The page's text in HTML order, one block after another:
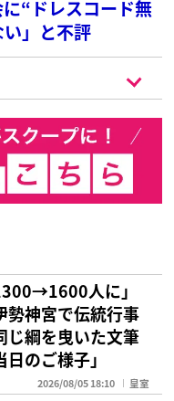
“ドレスコード無
」と不評
人に」
神宮で伝統行事
綱を曳いた文筆
のご様子」
2026/08/05 18:10 皇室